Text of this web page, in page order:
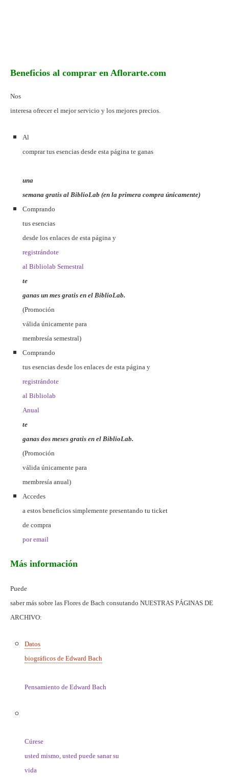
Beneficios al comprar en Aflorarte.com
Nos
interesa ofrecer el mejor servicio y los mejores precios.
Al
comprar tus esencias desde esta página te ganas
una
semana gratis al BiblioLab (en la primera compra únicamente)
Comprando
tus esencias
desde los enlaces de esta página y
registrándote
al Bibliolab Semestral
te
ganas un mes gratis en el BiblioLab.
(Promoción
válida únicamente para
membresía semestral)
Comprando
tus esencias desde los enlaces de esta página y
registrándote
al Bibliolab
Anual
te
ganas dos meses gratis en el BiblioLab.
(Promoción
válida únicamente para
membresía anual)
Accedes
a estos beneficios simplemente presentando tu ticket
de compra
por email
Más información
Puede
saber más sobre las Flores de Bach consutando NUESTRAS PÁGINAS DE
ARCHIVO:
Datos
biográficos de Edward Bach
Pensamiento de Edward Bach
Cúrese
usted mismo, usted puede sanar su
vida